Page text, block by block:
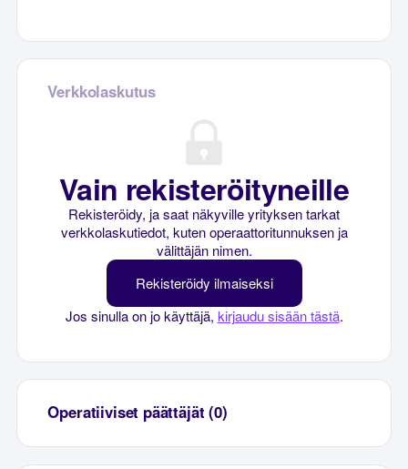
Verkkolaskutus
Vain rekisteröityneille
Rekisteröidy, ja saat näkyville yrityksen tarkat
verkkolaskutiedot, kuten operaattoritunnuksen ja
välittäjän nimen.
Rekisteröidy ilmaiseksi
Jos sinulla on jo käyttäjä, kirjaudu sisään tästä.
Operatiiviset päättäjät (0)